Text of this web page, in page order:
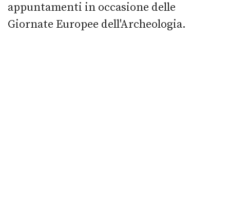
appuntamenti in occasione delle
Giornate Europee dell'Archeologia.